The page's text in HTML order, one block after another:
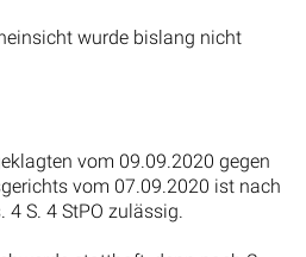
wurde bislang nicht
vom 09.09.2020 gegen
vom 07.09.2020 ist nach
4 S. 4 StPO zulässig.